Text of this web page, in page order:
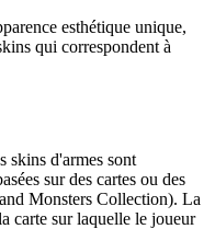
esthétique unique,
qui correspondent à
skins d'armes sont
sur des cartes ou des
Monsters Collection). La
carte sur laquelle le joueur